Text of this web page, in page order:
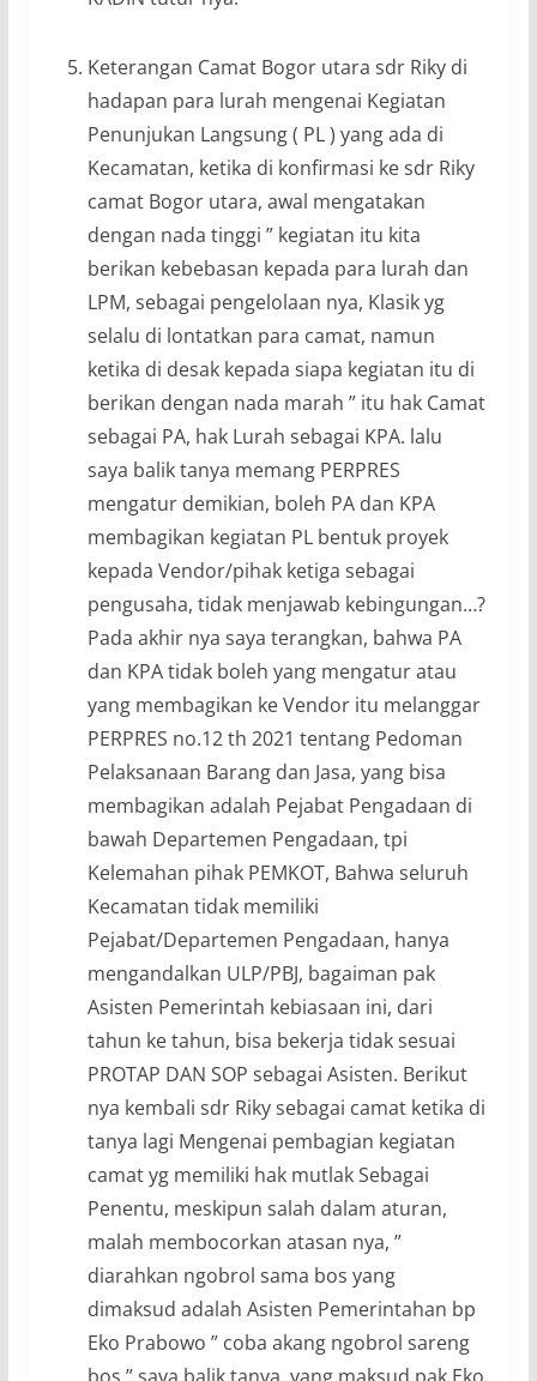
Keterangan Camat Bogor utara sdr Riky di
hadapan para lurah mengenai Kegiatan
Penunjukan Langsung ( PL ) yang ada di
Kecamatan, ketika di konfirmasi ke sdr Riky
camat Bogor utara, awal mengatakan
dengan nada tinggi ” kegiatan itu kita
berikan kebebasan kepada para lurah dan
LPM, sebagai pengelolaan nya, Klasik yg
selalu di lontatkan para camat, namun
ketika di desak kepada siapa kegiatan itu di
berikan dengan nada marah ” itu hak Camat
sebagai PA, hak Lurah sebagai KPA. lalu
saya balik tanya memang PERPRES
mengatur demikian, boleh PA dan KPA
membagikan kegiatan PL bentuk proyek
kepada Vendor/pihak ketiga sebagai
pengusaha, tidak menjawab kebingungan…?
Pada akhir nya saya terangkan, bahwa PA
dan KPA tidak boleh yang mengatur atau
yang membagikan ke Vendor itu melanggar
PERPRES no.12 th 2021 tentang Pedoman
Pelaksanaan Barang dan Jasa, yang bisa
membagikan adalah Pejabat Pengadaan di
bawah Departemen Pengadaan, tpi
Kelemahan pihak PEMKOT, Bahwa seluruh
Kecamatan tidak memiliki
Pejabat/Departemen Pengadaan, hanya
mengandalkan ULP/PBJ, bagaiman pak
Asisten Pemerintah kebiasaan ini, dari
tahun ke tahun, bisa bekerja tidak sesuai
PROTAP DAN SOP sebagai Asisten. Berikut
nya kembali sdr Riky sebagai camat ketika di
tanya lagi Mengenai pembagian kegiatan
camat yg memiliki hak mutlak Sebagai
Penentu, meskipun salah dalam aturan,
malah membocorkan atasan nya, ”
diarahkan ngobrol sama bos yang
dimaksud adalah Asisten Pemerintahan bp
Eko Prabowo ” coba akang ngobrol sareng